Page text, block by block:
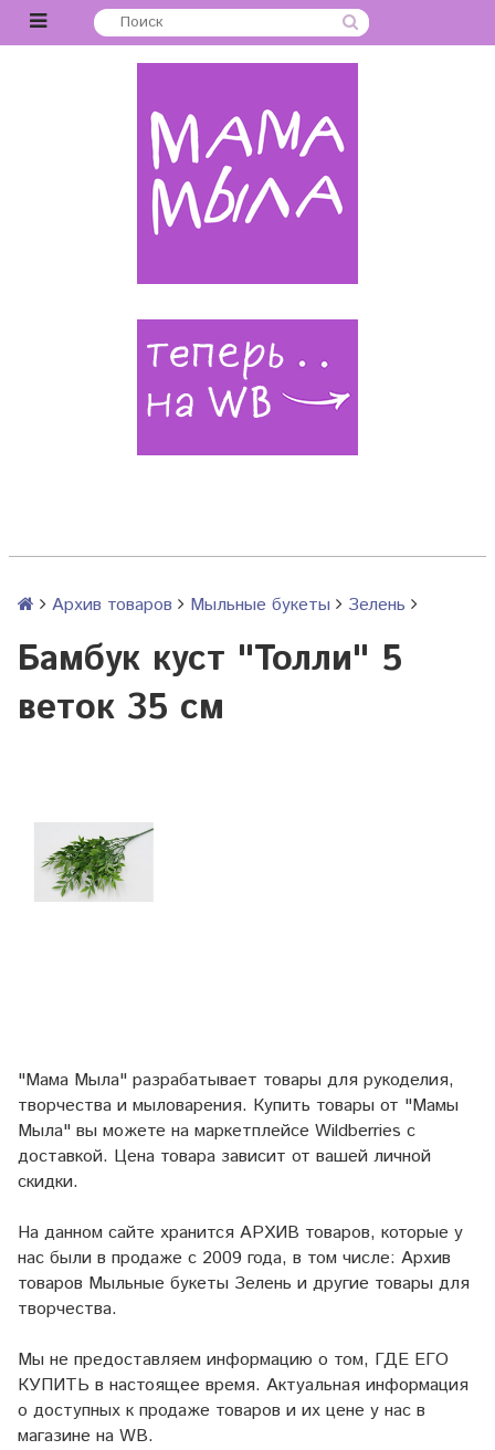
Архив товаров Мыльные букеты Зелень
Бамбук куст "Толли" 5
веток 35 см
"Мама Мыла" разрабатывает товары для рукоделия,
творчества и мыловарения. Купить товары от "Мамы
Мыла" вы можете на маркетплейсе Wildberries с
доставкой. Цена товара зависит от вашей личной
скидки.
На данном сайте хранится АРХИВ товаров, которые у
нас были в продаже с 2009 года, в том числе: Архив
товаров Мыльные букеты Зелень и другие товары для
творчества.
Мы не предоставляем информацию о том, ГДЕ ЕГО
КУПИТЬ в настоящее время. Актуальная информация
о доступных к продаже товаров и их цене у нас в
магазине на WB.